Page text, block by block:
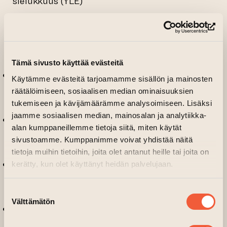
Tämä sivusto käyttää evästeitä
Käytämme evästeitä tarjoamamme sisällön ja mainosten
räätälöimiseen, sosiaalisen median ominaisuuksien
tukemiseen ja kävijämäärämme analysoimiseen. Lisäksi
jaamme sosiaalisen median, mainosalan ja analytiikka-
alan kumppaneillemme tietoja siitä, miten käytät
sivustoamme. Kumppanimme voivat yhdistää näitä
tietoja muihin tietoihin, joita olet antanut heille tai joita on
kerätty, kun olet käyttänyt heidän palvelujaan.
valinta
Välttämätön
Rakkaussimulaatio Eve: Watyer Spirits(Avatars
Journey / Team EVE)
Belzebubs 360° Hexperience (Sound & Music /
Laine Productions)
Finnair Virtual Flight (Sound & Music / Laine
Productions)